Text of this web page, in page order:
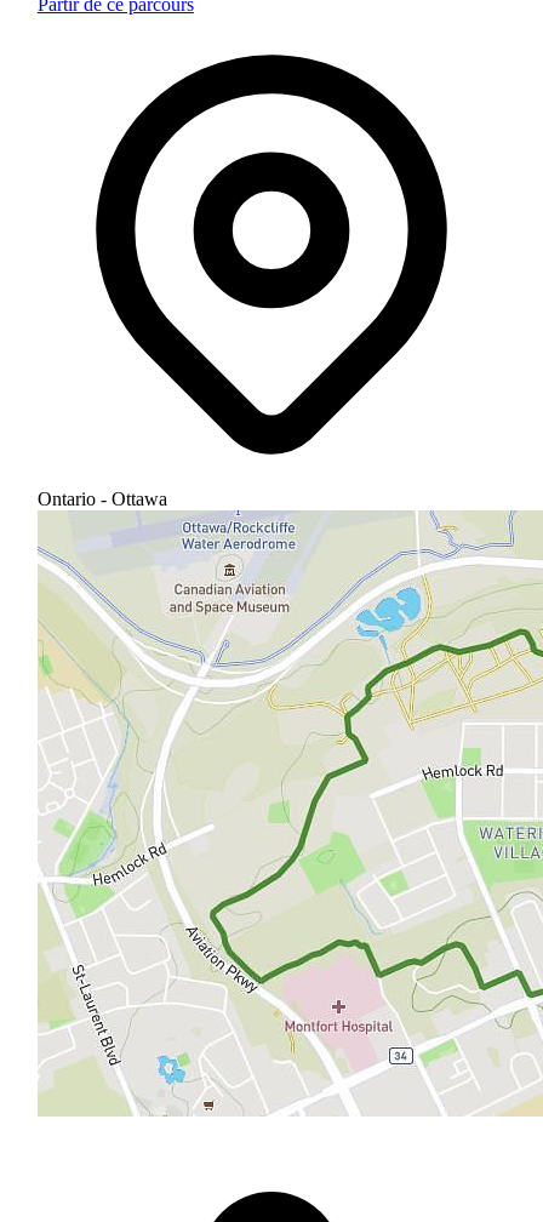
Partir de ce parcours
Ontario - Ottawa